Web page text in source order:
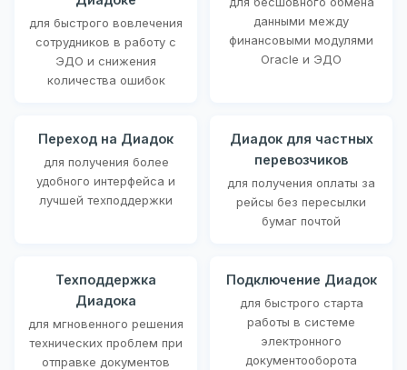
для быстрого вовлечения
сотрудников в работу с
ЭДО и снижения
количества ошибок
данными между
финансовыми модулями
Oracle и ЭДО
Переход на Диадок
для получения более
удобного интерфейса и
лучшей техподдержки
Диадок для частных
перевозчиков
для получения оплаты за
рейсы без пересылки
бумаг почтой
Техподдержка
Диадока
для мгновенного решения
технических проблем при
отправке документов
Подключение Диадок
для быстрого старта
работы в системе
электронного
документооборота